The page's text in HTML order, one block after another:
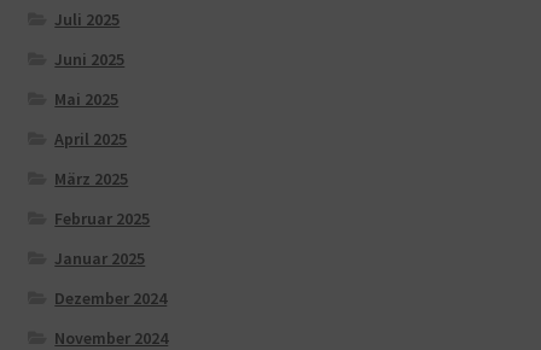
Juli 2025
Juni 2025
Mai 2025
April 2025
März 2025
Februar 2025
Januar 2025
Dezember 2024
November 2024